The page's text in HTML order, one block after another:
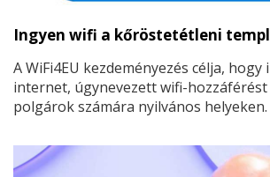
Ingyen wifi a kőröstetétleni
A WiFi4EU kezdeményezés célja, hogy
internet, úgynevezett wifi-
polgárok számára nyilvános helyeken.
településén támogatják uniós
programot.